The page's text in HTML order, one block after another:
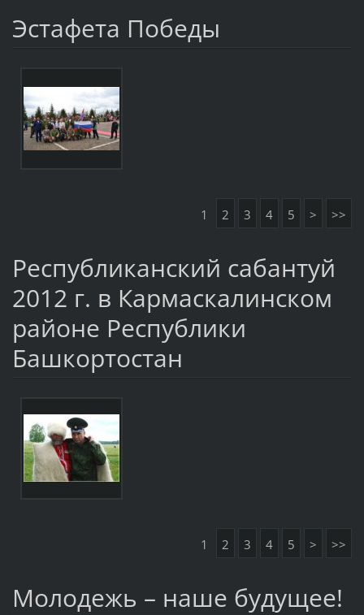
Эстафета Победы
1 2 3 4 5 > >>
Республиканский сабантуй
2012 г. в Кармаскалинском
районе Республики
Башкортостан
1 2 3 4 5 > >>
Молодежь – наше будущее!